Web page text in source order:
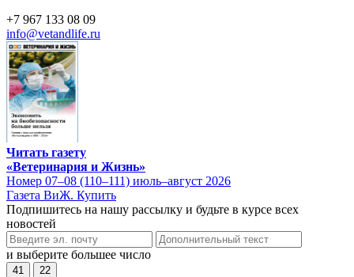
+7 967 133 08 09
info@vetandlife.ru
Читать газету
«Ветеринария и Жизнь»
Номер 07–08 (110–111) июль–август 2026
Газета ВиЖ. Купить
Подпишитесь на нашу рассылку и будьте в курсе всех
новостей
и выберите большее число
41 22